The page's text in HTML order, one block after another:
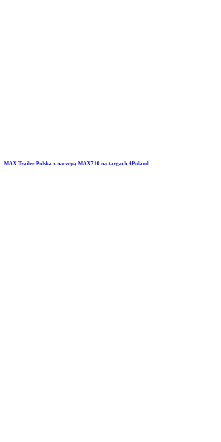
MAX Trailer Polska z naczepą MAX710 na targach 4Poland